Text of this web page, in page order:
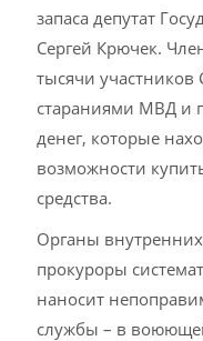
запаса депутат
Сергей Крючек.
тысячи
стараниями МВД и
денег, которые
возможности
средства.
Органы
прокуроры
наносит
службы – в